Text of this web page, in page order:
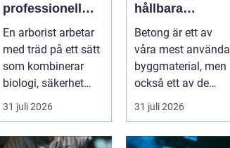
professionell
trädvård för
säkra och friska
En arborist arbetar
med träd på ett sätt
som kombinerar
biologi, säkerhet
och hantverk. I en
stad so...
31 juli 2026
hållbara
lösningar för
grund, golv och
utemiljö
Betong är ett av
våra mest använda
byggmaterial, men
också ett av de
mest
missförstådda.
Många tänke...
31 juli 2026